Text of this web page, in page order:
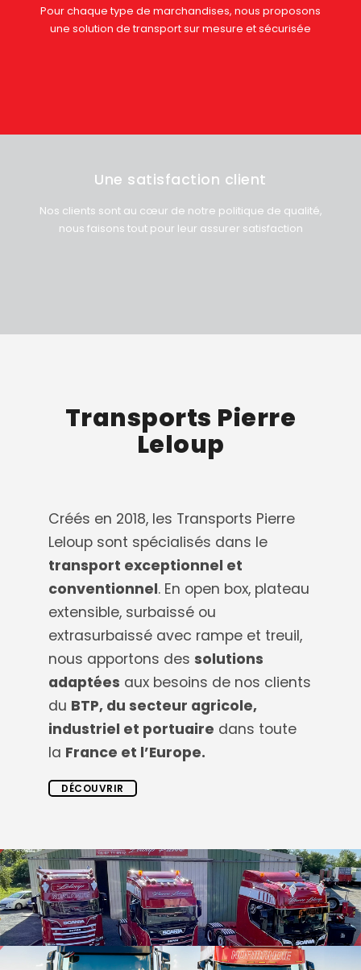
Pour chaque type de marchandises, nous proposons
une solution de transport sur mesure et sécurisée
Une satisfaction client
Nos clients sont au cœur de notre politique de qualité,
nous faisons tout pour leur assurer satisfaction
Transports Pierre
Leloup
Créés en 2018, les Transports Pierre
Leloup sont spécialisés dans le
transport exceptionnel et
conventionnel. En open box, plateau
extensible, surbaissé ou
extrasurbaissé avec rampe et treuil,
nous apportons des solutions
adaptées aux besoins de nos clients
du BTP, du secteur agricole,
industriel et portuaire dans toute
la France et l’Europe.
DÉCOUVRIR